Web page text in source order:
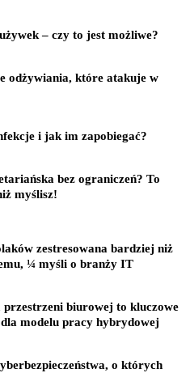
– czy to jest możliwe?
odżywiania, które atakuje w
i jak im zapobiegać?
bez ograniczeń? To
myślisz!
zestresowana bardziej niż
¼ myśli o branży IT
przestrzeni biurowej to kluczowe
modelu pracy hybrydowej
o których